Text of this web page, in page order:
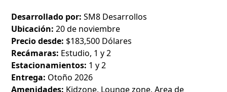
Desarrollado por: SM8 Desarrollos
Ubicación: 20 de noviembre
Precio desde: $183,500 Dólares
Recámaras: Estudio, 1 y 2
Estacionamientos: 1 y 2
Entrega: Otoño 2026
Amenidades: Kidzone, Lounge zone, Area de